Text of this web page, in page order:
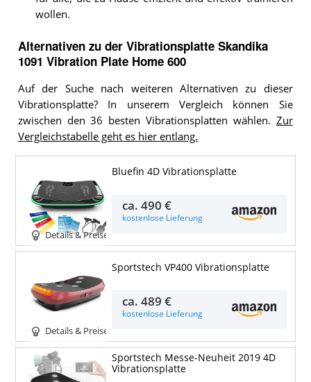
wollen.
Alternativen zu der Vibrationsplatte Skandika
1091 Vibration Plate Home 600
Auf der Suche nach weiteren Alternativen zu dieser
Vibrationsplatte? In unserem Vergleich können Sie
zwischen den 36 besten Vibrationsplatten wählen. Zur
Vergleichstabelle geht es hier entlang.
Details & Preise
Bluefin 4D Vibrationsplatte
ca.490 €
kostenlose Lieferung
Details & Preise
Sportstech VP400 Vibrationsplatte
ca.489 €
kostenlose Lieferung
Sportstech Messe-Neuheit 2019 4D
Vibrationsplatte